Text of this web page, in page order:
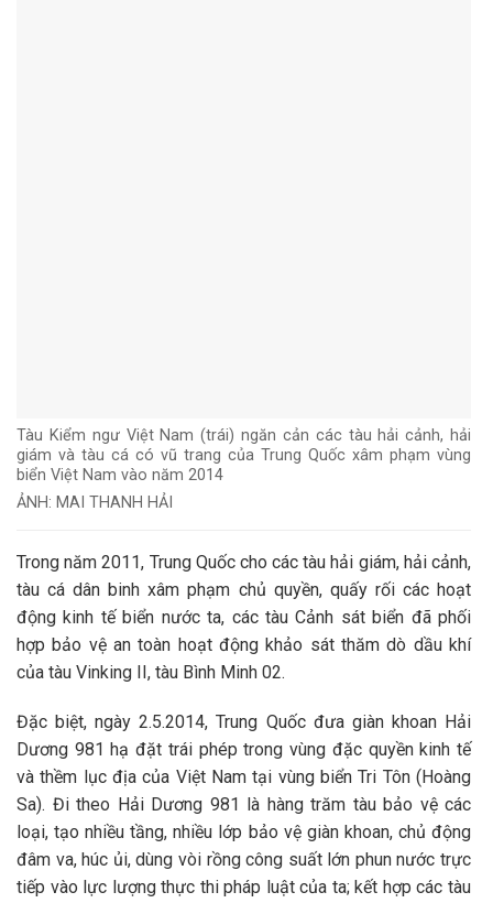
Tàu Kiểm ngư Việt Nam (trái) ngăn cản các tàu hải cảnh, hải
giám và tàu cá có vũ trang của Trung Quốc xâm phạm vùng
biển Việt Nam vào năm 2014
ẢNH: MAI THANH HẢI
Trong năm 2011, Trung Quốc cho các tàu hải giám, hải cảnh,
tàu cá dân binh xâm phạm chủ quyền, quấy rối các hoạt
động kinh tế biển nước ta, các tàu Cảnh sát biển đã phối
hợp bảo vệ an toàn hoạt động khảo sát thăm dò dầu khí
của tàu Vinking II, tàu Bình Minh 02.
Đặc biệt, ngày 2.5.2014, Trung Quốc đưa giàn khoan Hải
Dương 981 hạ đặt trái phép trong vùng đặc quyền kinh tế
và thềm lục địa của Việt Nam tại vùng biển Tri Tôn (Hoàng
Sa). Đi theo Hải Dương 981 là hàng trăm tàu bảo vệ các
loại, tạo nhiều tầng, nhiều lớp bảo vệ giàn khoan, chủ động
đâm va, húc ủi, dùng vòi rồng công suất lớn phun nước trực
tiếp vào lực lượng thực thi pháp luật của ta; kết hợp các tàu